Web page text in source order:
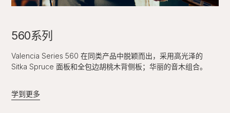
560系列
Valencia Series 560 在同类产品中脱颖而出，采用高光泽的
Sitka Spruce 面板和全包边胡桃木背侧板；华丽的音木组合。
学到更多